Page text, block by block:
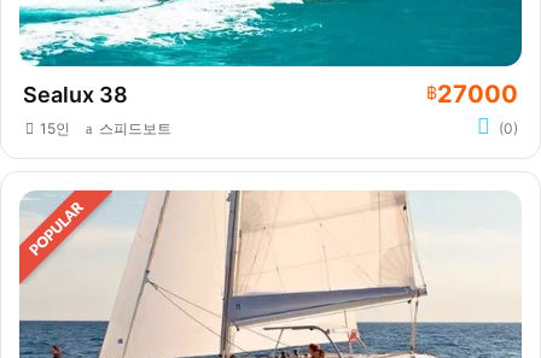
Sealux 38 ฿27000
15인 스피드보트 (0)